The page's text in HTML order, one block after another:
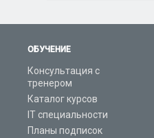
ОБУЧЕНИЕ
Консультация с
тренером
Каталог курсов
IT специальности
Планы подписок